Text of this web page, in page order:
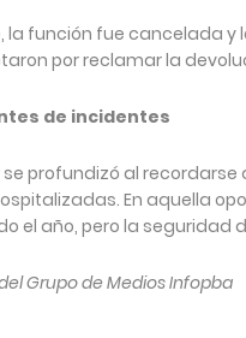
la función fue cancelada y
por reclamar la
de incidentes
profundizó al
En aquella
el año, pero la seguridad
Grupo de Medios Infopba